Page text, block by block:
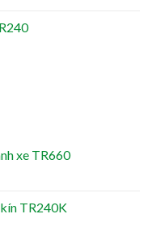
xe TR660
TR240K